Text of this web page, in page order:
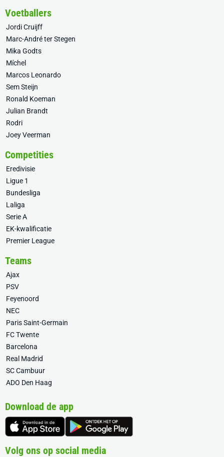
Voetballers
Jordi Cruijff
Marc-André ter Stegen
Mika Godts
Míchel
Marcos Leonardo
Sem Steijn
Ronald Koeman
Julian Brandt
Rodri
Joey Veerman
Competities
Eredivisie
Ligue 1
Bundesliga
Laliga
Serie A
EK-kwalificatie
Premier League
Teams
Ajax
PSV
Feyenoord
NEC
Paris Saint-Germain
FC Twente
Barcelona
Real Madrid
SC Cambuur
ADO Den Haag
Download de app
Volg ons op social media